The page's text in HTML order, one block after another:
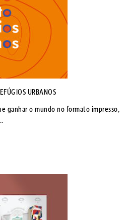
URBANOS
ganhar o mundo no formato impresso,